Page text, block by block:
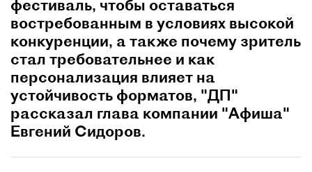
фестиваль, чтобы оставаться
востребованным в условиях высокой
конкуренции, а также почему зритель
стал требовательнее и как
персонализация влияет на
устойчивость форматов, "ДП"
рассказал глава компании "Афиша"
Евгений Сидоров.